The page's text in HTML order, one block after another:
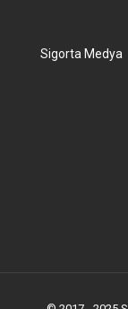
Sigorta Medya